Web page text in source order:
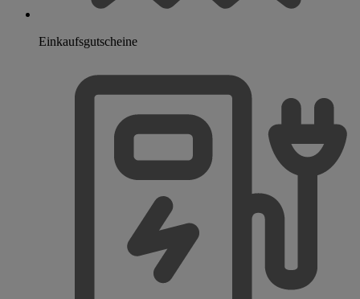
Einkaufsgutscheine